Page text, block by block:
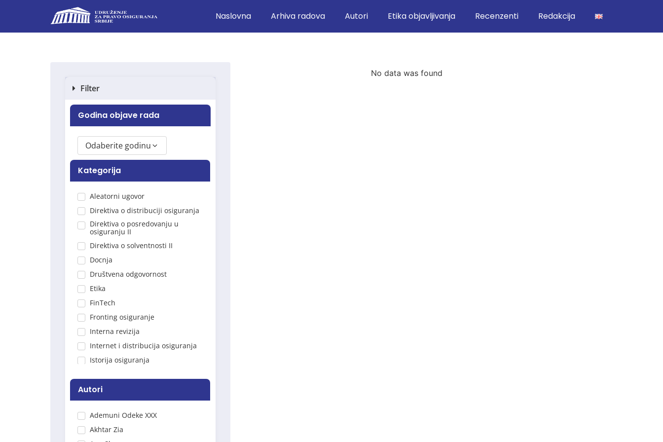
Naslovna Arhiva radova Autori Etika objavljivanja Recenzenti Redakcija
Filter
Godina objave rada
Odaberite godinu
Kategorija
Aleatorni ugovor
Direktiva o distribuciji osiguranja
Direktiva o posredovanju u
osiguranju II
Direktiva o solventnosti II
Docnja
Društvena odgovornost
Etika
FinTech
Fronting osiguranje
Interna revizija
Internet i distribucija osiguranja
Istorija osiguranja
Kartelni sporazumi
Kolektivno osiguranje
koncentracija
Korporativna uprava
Autori
Ademuni Odeke XXX
Akhtar Zia
No data was found